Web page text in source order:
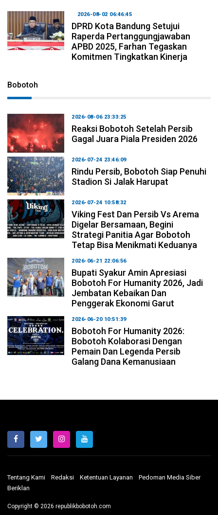
2026-08-02 06:46:45
DPRD Kota Bandung Setujui
Raperda Pertanggungjawaban
APBD 2025, Farhan Tegaskan
Komitmen Tingkatkan Kinerja
Bobotoh
2026-08-06 23:33:25
Reaksi Bobotoh Setelah Persib
Gagal Juara Piala Presiden 2026
2026-07-24 23:46:09
Rindu Persib, Bobotoh Siap Penuhi
Stadion Si Jalak Harupat
2026-07-24 10:58:32
Viking Fest Dan Persib Vs Arema
Digelar Bersamaan, Begini
Strategi Panitia Agar Bobotoh
Tetap Bisa Menikmati Keduanya
2026-06-21 22:06:56
Bupati Syakur Amin Apresiasi
Bobotoh For Humanity 2026, Jadi
Jembatan Kebaikan Dan
Penggerak Ekonomi Garut
2026-06-20 10:51:39
Bobotoh For Humanity 2026:
Bobotoh Kolaborasi Dengan
Pemain Dan Legenda Persib
Galang Dana Kemanusiaan
Tentang Kami Redaksi Ketentuan Layanan
Pedoman Media Siber
Beriklan
Copyright © 2026 republikbobotoh.com